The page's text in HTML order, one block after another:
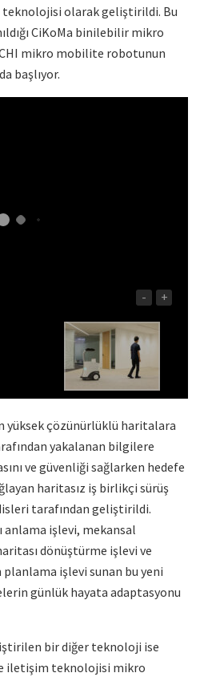
teknolojisi olarak geliştirildi. Bu
CiKoMa binilebilir mikro
mikro mobilite robotunun
başlıyor.
- +
çözünürlüklü haritalara
yakalanan bilgilere
ve güvenliği sağlarken hedefe
haritasız iş birlikçi sürüş
tarafından geliştirildi.
anlama işlevi, mekansal
dönüştürme işlevi ve
işlevi sunan bu yeni
günlük hayata adaptasyonu
bir diğer teknoloji ise
iletişim teknolojisi mikro